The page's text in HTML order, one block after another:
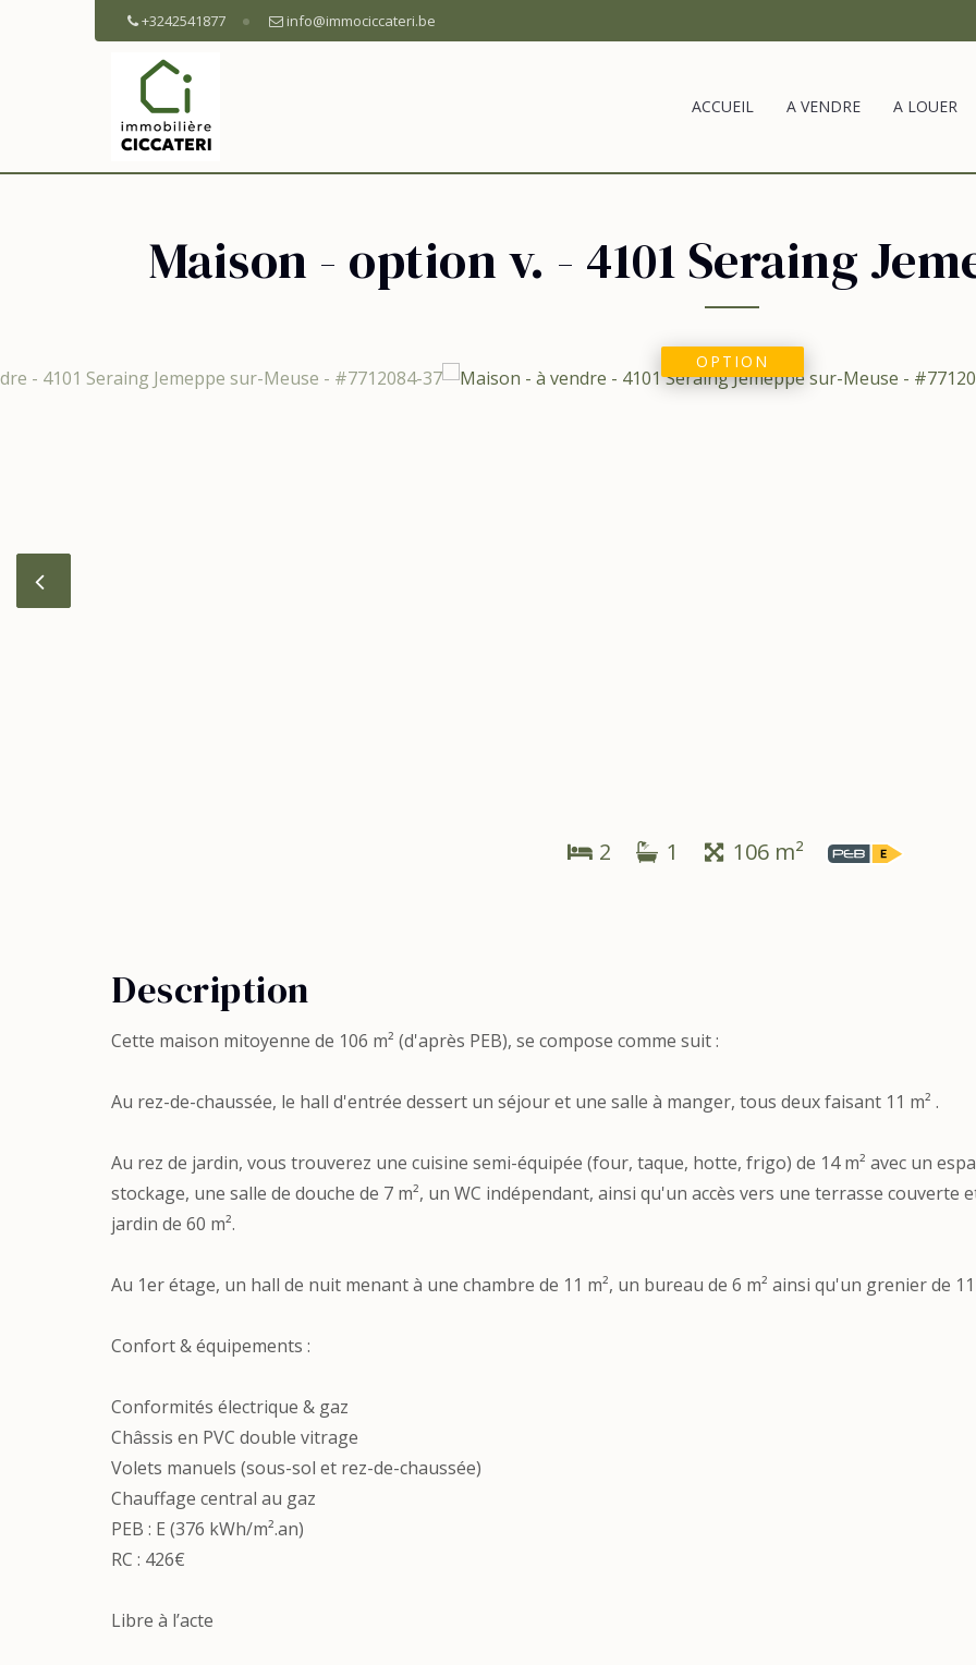
+3242541877 info@immociccateri.be
ACCUEIL A VENDRE A LOUER
Maison - option v. - 4101 Seraing
OPTION
2 1 106 m²
Description
Cette maison mitoyenne de 106 m² (d'après PEB), se compose comme suit :
Au rez-de-chaussée, le hall d'entrée dessert un séjour et une salle à manger, tous deux faisant 11 m² .
Au rez de jardin, vous trouverez une cuisine semi-équipée (four, taque, hotte, frigo) de 14 m² avec un
stockage, une salle de douche de 7 m², un WC indépendant, ainsi qu'un accès vers une terrasse couverte
jardin de 60 m².
Au 1er étage, un hall de nuit menant à une chambre de 11 m², un bureau de 6 m² ainsi qu'un grenier de 11
Confort & équipements :
Conformités électrique & gaz
Châssis en PVC double vitrage
Volets manuels (sous-sol et rez-de-chaussée)
Chauffage central au gaz
PEB : E (376 kWh/m².an)
RC : 426€
Libre à l’acte